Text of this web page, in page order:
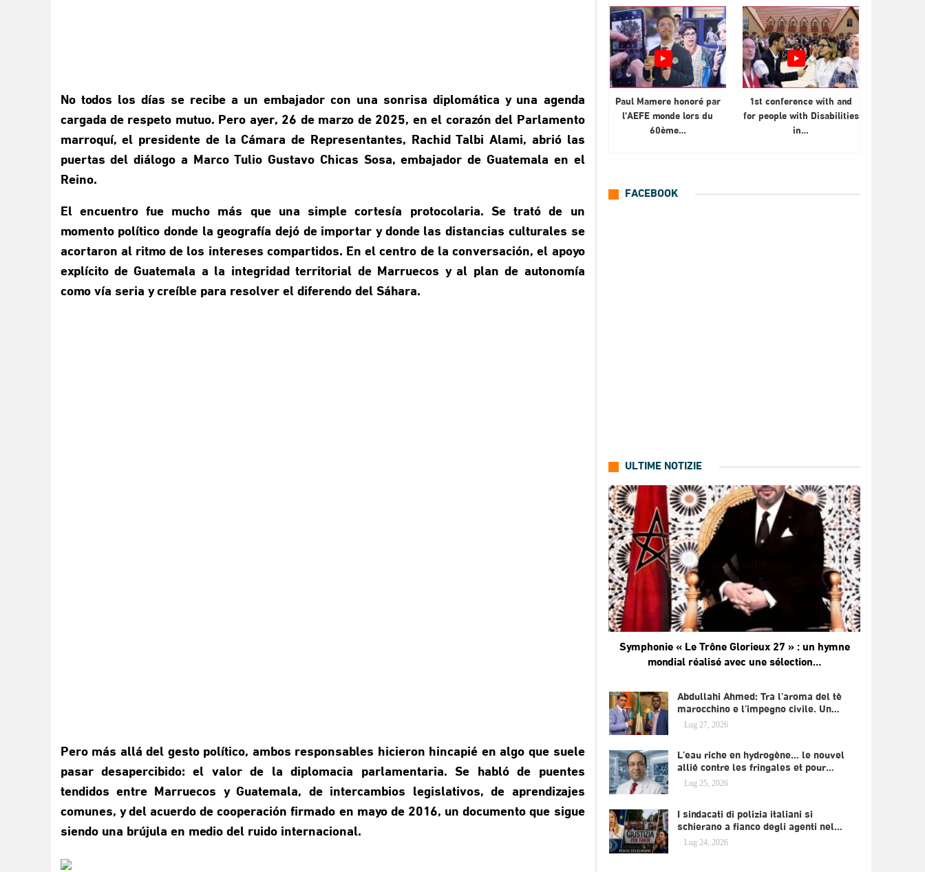
No todos los días se recibe a un embajador con una sonrisa diplomática y una agenda
cargada de respeto mutuo. Pero ayer, 26 de marzo de 2025, en el corazón del Parlamento
marroquí, el presidente de la Cámara de Representantes, Rachid Talbi Alami, abrió las
puertas del diálogo a Marco Tulio Gustavo Chicas Sosa, embajador de Guatemala en el
Reino.
El encuentro fue mucho más que una simple cortesía protocolaria. Se trató de un
momento político donde la geografía dejó de importar y donde las distancias culturales se
acortaron al ritmo de los intereses compartidos. En el centro de la conversación, el apoyo
explícito de Guatemala a la integridad territorial de Marruecos y al plan de autonomía
como vía seria y creíble para resolver el diferendo del Sáhara.
Pero más allá del gesto político, ambos responsables hicieron hincapié en algo que suele
pasar desapercibido: el valor de la diplomacia parlamentaria. Se habló de puentes
tendidos entre Marruecos y Guatemala, de intercambios legislativos, de aprendizajes
comunes, y del acuerdo de cooperación firmado en mayo de 2016, un documento que sigue
siendo una brújula en medio del ruido internacional.
Paul Mamere honoré par
l’AEFE monde lors du
60ème…
1st conference with and
for people with Disabilities
in…
FACEBOOK
ULTIME NOTIZIE
Symphonie « Le Trône Glorieux 27 » : un hymne
mondial réalisé avec une sélection…
Abdullahi Ahmed: Tra l’aroma del tè
marocchino e l’impegno civile. Un…
Lug 27, 2026
L’eau riche en hydrogène… le nouvel
allié contre les fringales et pour…
Lug 25, 2026
I sindacati di polizia italiani si
schierano a fianco degli agenti nel…
Lug 24, 2026